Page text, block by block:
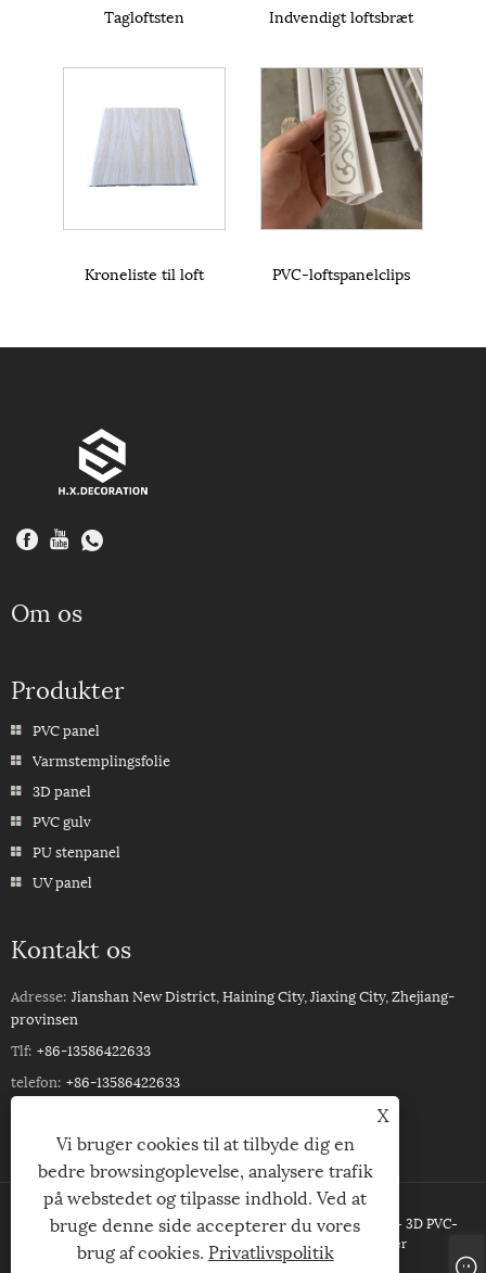
Tagloftsten Indvendigt loftsbræt
Kroneliste til loft PVC-loftspanelclips
Om os
Produkter
PVC panel
Varmstemplingsfolie
3D panel
PVC gulv
PU stenpanel
UV panel
Kontakt os
Adresse: Jianshan New District, Haining City, Jiaxing City, Zhejiang-
provinsen
Tlf: +86-13586422633
telefon: +86-13586422633
Copyright © 2023Haining Xinhuang Decoration Material Co,Ltd. - 3D PVC-
loftspanel, UV PVC-vægpanel, WPC-beklædning - Alle rettigheder
forbeholdes
X
Vi bruger cookies til at tilbyde dig en
bedre browsingoplevelse, analysere trafik
på webstedet og tilpasse indhold. Ved at
bruge denne side accepterer du vores
brug af cookies. Privatlivspolitik